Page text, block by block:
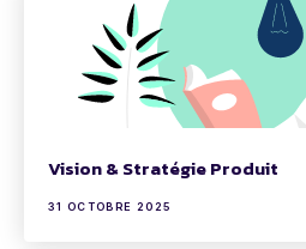
Vision & Stratégie Produit
31 OCTOBRE 2025